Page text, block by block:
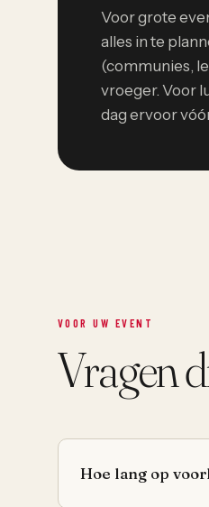
Voor grote
alles in te
(communies,
vroeger. Voor
dag ervoor
VOOR UW EVENT
Vragen
Hoe lang op